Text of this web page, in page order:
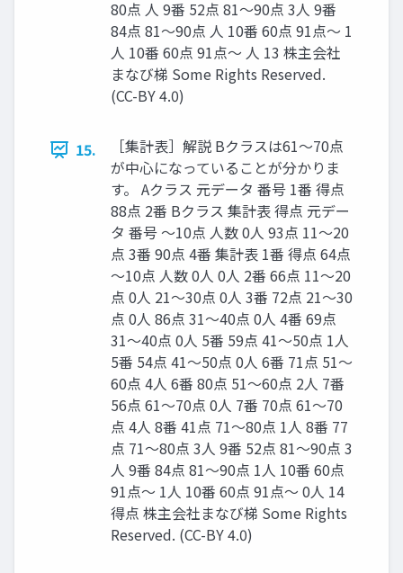
80点 人 9番 52点 81〜90点 3人 9番
84点 81〜90点 人 10番 60点 91点〜 1
人 10番 60点 91点〜 人 13 株主会社
まなび梯 Some Rights Reserved.
(CC-BY 4.0)
15.
［集計表］解説 Bクラスは61～70点
が中心になっていることが分かりま
す。 Aクラス 元データ 番号 1番 得点
88点 2番 Bクラス 集計表 得点 元デー
タ 番号 〜10点 人数 0人 93点 11〜20
点 3番 90点 4番 集計表 1番 得点 64点
〜10点 人数 0人 0人 2番 66点 11〜20
点 0人 21〜30点 0人 3番 72点 21〜30
点 0人 86点 31〜40点 0人 4番 69点
31〜40点 0人 5番 59点 41〜50点 1人
5番 54点 41〜50点 0人 6番 71点 51〜
60点 4人 6番 80点 51〜60点 2人 7番
56点 61〜70点 0人 7番 70点 61〜70
点 4人 8番 41点 71〜80点 1人 8番 77
点 71〜80点 3人 9番 52点 81〜90点 3
人 9番 84点 81〜90点 1人 10番 60点
91点〜 1人 10番 60点 91点〜 0人 14
得点 株主会社まなび梯 Some Rights
Reserved. (CC-BY 4.0)